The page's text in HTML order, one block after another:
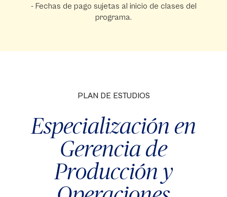
- Fechas de pago sujetas al inicio de clases del
programa.
PLAN DE ESTUDIOS
Especialización en
Gerencia de
Producción y